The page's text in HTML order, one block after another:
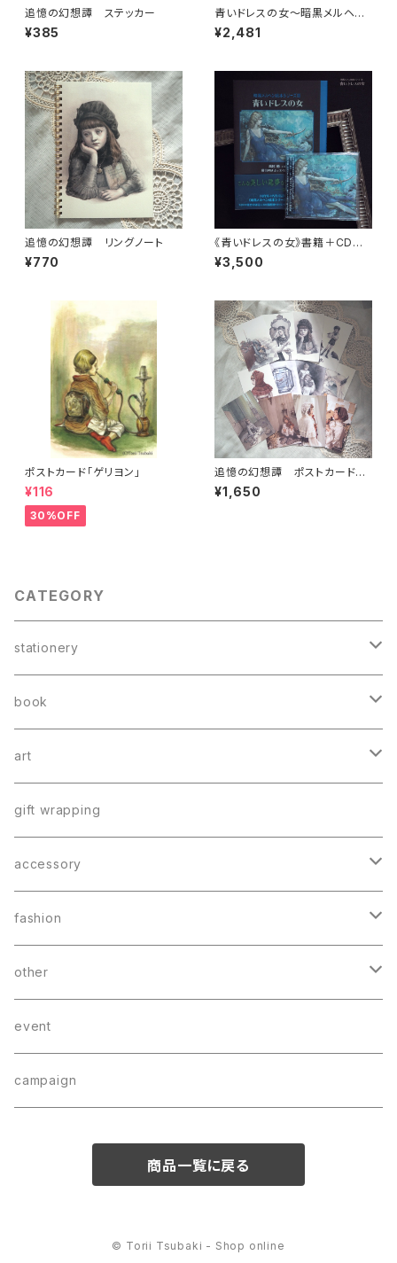
追憶の幻想譚 ステッカー
¥385
青いドレスの女〜暗黒メルヘン
絵本シリーズⅢ
¥2,481
追憶の幻想譚 リングノート
¥770
《青いドレスの女》書籍＋CDセッ
ト
¥3,500
ポストカード「ゲリヨン」
¥116
30%OFF
追憶の幻想譚 ポストカードセ
ット
¥1,650
CATEGORY
stationery
card
greeting card
postcard
book mark
letter
memo
sticker
book
booklet
catalog
book mark
art
poster
gift wrapping
accessory
earring
charm
bracelet
hair accessory
fashion
bag
wear
other
CD
event
campaign
商品一覧に戻る
© Torii Tsubaki - Shop online